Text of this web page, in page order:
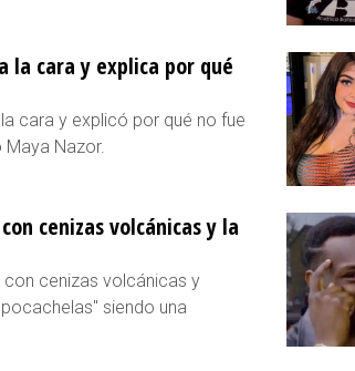
la cara y explica por qué
cara y explicó por qué no fue
Nazor.
cenizas volcánicas y la
cenizas volcánicas y
siendo una